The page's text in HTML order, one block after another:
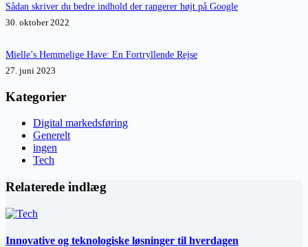
Sådan skriver du bedre indhold der rangerer højt på Google
30. oktober 2022
Mielle’s Hemmelige Have: En Fortryllende Rejse
27. juni 2023
Kategorier
Digital markedsføring
Generelt
ingen
Tech
Relaterede indlæg
Innovative og teknologiske løsninger til hverdagen